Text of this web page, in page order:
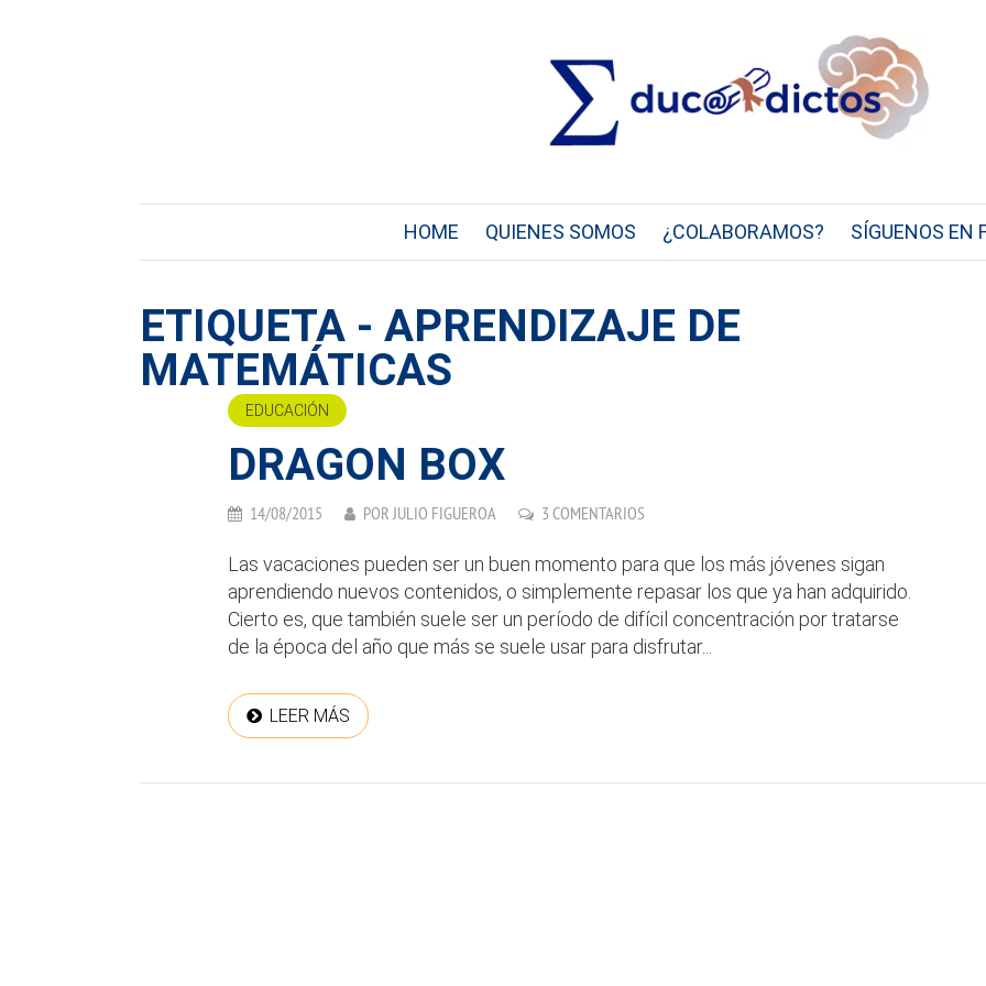
HOME QUIENES SOMOS ¿COLABORAMOS? SÍGUENOS EN
ETIQUETA - APRENDIZAJE DE
MATEMÁTICAS
EDUCACIÓN
DRAGON BOX
14/08/2015 PORJULIO FIGUEROA 3 COMENTARIOS
Las vacaciones pueden ser un buen momento para que los más jóvenes sigan
aprendiendo nuevos contenidos, o simplemente repasar los que ya han adquirido.
Cierto es, que también suele ser un período de difícil concentración por tratarse
de la época del año que más se suele usar para disfrutar...
LEER MÁS